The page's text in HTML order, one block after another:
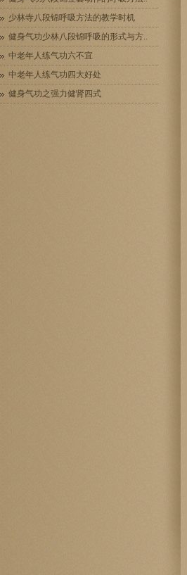
少林寺八段锦呼吸方法的教学时机
健身气功少林八段锦呼吸的形式与方..
中老年人练气功六不宜
中老年人练气功四大好处
健身气功之强力健肾四式